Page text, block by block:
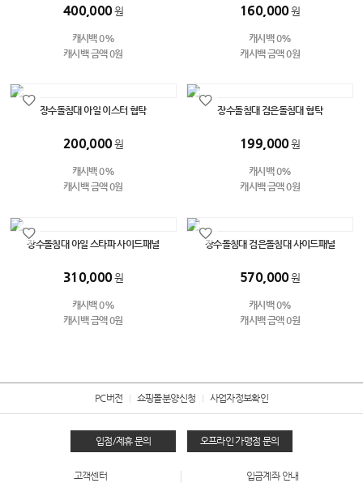
400,000원
캐시백 0%
캐시백 금액 0원
160,000원
캐시백 0%
캐시백 금액 0원
장수돌침대 아일 이스터 협탁
200,000원
캐시백 0%
캐시백 금액 0원
장수돌침대 검은돌침대 협탁
199,000원
캐시백 0%
캐시백 금액 0원
장수돌침대 아일 스타파 사이드패널
310,000원
캐시백 0%
캐시백 금액 0원
장수돌침대 검은돌침대 사이드패널
570,000원
캐시백 0%
캐시백 금액 0원
PC버전 쇼핑몰분양신청 사업자정보확인
입점/제휴 문의 오프라인 가맹점 문의
고객센터 입금계좌 안내